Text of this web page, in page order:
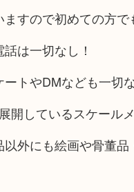
すので初めての方で
は一切なし！
トやDMなども一切
開しているスケール
外にも絵画や骨董